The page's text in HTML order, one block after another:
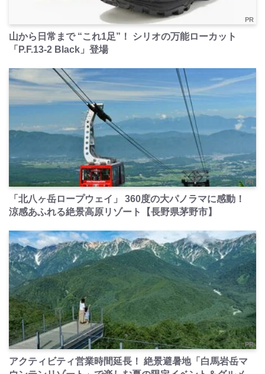
PR
山から日常まで “これ1足”！ シリオの万能ローカット
「P.F.13-2 Black」登場
PR
「北八ヶ岳ロープウェイ」 360度の大パノラマに感動！
涼感あふれる絶景高原リゾート【長野県茅野市】
PR
アクティビティ営業時間延長！ 絶景避暑地「白馬岩岳マ